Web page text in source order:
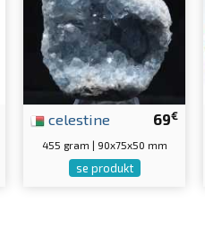
69€
celestine
455 gram | 90x75x50 mm
se produkt